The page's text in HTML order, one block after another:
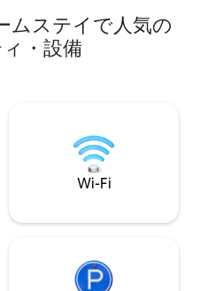
がぽかぽ
き飛ぶ～
きる、隠
15kmのト
単に楽し
与えてく
考えずに大切な人たち
食べて、くつろいで ゆっくり休め
ウトの日はゆっく
らゆっくり出発してく
午後6時に出発すれば、 ソウ
車も渋滞しません
ムステイで人気の
・設備
Wi-Fi